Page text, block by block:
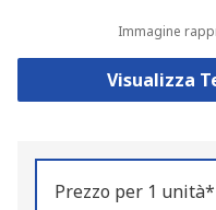
Immagine
Visualizza
Prezzo per 1 unità*